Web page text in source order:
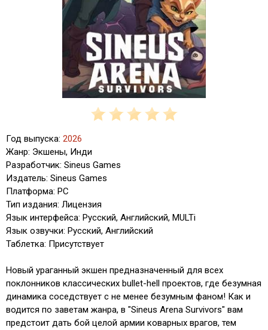
Год выпуска: 2026
Жанр: Экшены, Инди
Разработчик: Sineus Games
Издатель: Sineus Games
Платформа: PC
Тип издания: Лицензия
Язык интерфейса: Русский, Английский, MULTi
Язык озвучки: Русский, Английский
Таблетка: Присутствует
Новый ураганный экшен предназначенный для всех
поклонников классических bullet-hell проектов, где безумная
динамика соседствует с не менее безумным фаном! Как и
водится по заветам жанра, в "Sineus Arena Survivors" вам
предстоит дать бой целой армии коварных врагов, тем